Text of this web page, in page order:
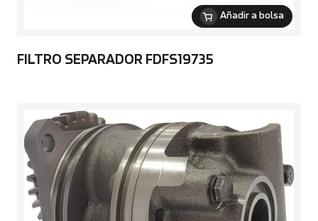
Añadir a bolsa
FILTRO SEPARADOR FDFS19735